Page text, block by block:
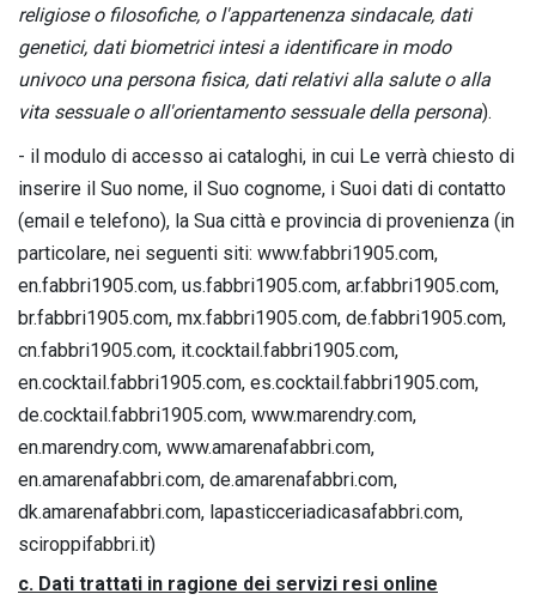
religiose o filosofiche, o l'appartenenza sindacale, dati
genetici, dati biometrici intesi a identificare in modo
univoco una persona fisica, dati relativi alla salute o alla
vita sessuale o all'orientamento sessuale della persona).
- il modulo di accesso ai cataloghi, in cui Le verrà chiesto di
inserire il Suo nome, il Suo cognome, i Suoi dati di contatto
(email e telefono), la Sua città e provincia di provenienza (in
particolare, nei seguenti siti: www.fabbri1905.com,
en.fabbri1905.com, us.fabbri1905.com, ar.fabbri1905.com,
br.fabbri1905.com, mx.fabbri1905.com, de.fabbri1905.com,
cn.fabbri1905.com, it.cocktail.fabbri1905.com,
en.cocktail.fabbri1905.com, es.cocktail.fabbri1905.com,
de.cocktail.fabbri1905.com, www.marendry.com,
en.marendry.com, www.amarenafabbri.com,
en.amarenafabbri.com, de.amarenafabbri.com,
dk.amarenafabbri.com, lapasticceriadicasafabbri.com,
sciroppifabbri.it)
c. Dati trattati in ragione dei servizi resi online